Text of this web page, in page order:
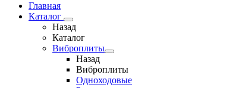
Главная
Каталог
Назад
Каталог
Виброплиты
Назад
Виброплиты
Одноходовые